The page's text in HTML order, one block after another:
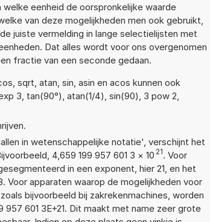
eenheid de oorspronkelijke waarde
van deze mogelijkheden men ook gebruikt,
juiste vermelding in lange selectielijsten met
Dat alles wordt voor ons overgenomen
fractie van een seconde gedaan.
sqrt, atan, sin, asin en acos kunnen ook
3, tan(90°), atan(1/4), sin(90), 3 pow 2,
in wetenschappelijke notatie', verschijnt het
4,659 199 957 601 3 × 10 21. Voor
in een exponent, hier 21, en het
Voor apparaten waarop de mogelijkheden voor
bijvoorbeeld bij zakrekenmachines, worden
601 3E+21. Dit maakt met name zeer grote